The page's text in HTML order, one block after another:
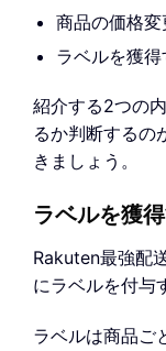
商品の価格
ラベルを獲
紹介する2つの
るか判断するの
きましょう。
ラベルを獲
Rakuten最強配
にラベルを付与
ラベルは商品ご